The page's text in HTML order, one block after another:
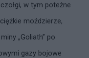
w tym poteżne
moździerze,
„Goliath” po
gazy bojowe